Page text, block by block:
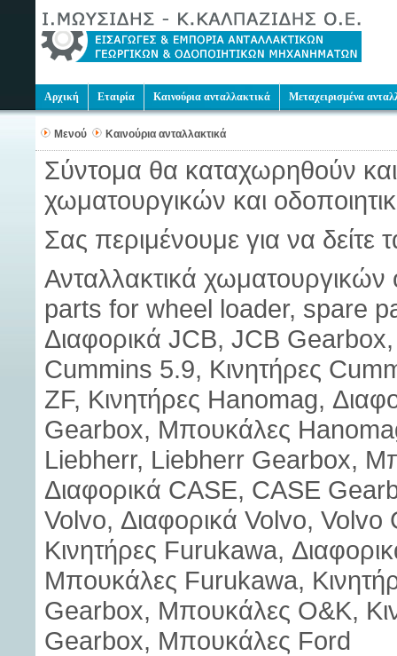
Αρχική Εταιρία Καινούρια ανταλλακτικά Μεταχειρισμένα
Μενού Καινούρια ανταλλακτικά
Σύντομα θα καταχωρηθούν και
χωματουργικών και
Σας περιμένουμε για να δείτε
Ανταλλακτικά
parts for wheel loader, spare
Διαφορικά JCB, JCB
Cummins 5.9, Κινητήρες
ZF, Κινητήρες Hanomag,
Gearbox, Μπουκάλες
Liebherr, Liebherr Gearbox,
Διαφορικά CASE, CASE
Volvo, Διαφορικά Volvo,
Κινητήρες Furukawa,
Μπουκάλες Furukawa,
Gearbox, Μπουκάλες O&K,
Gearbox, Μπουκάλες Ford